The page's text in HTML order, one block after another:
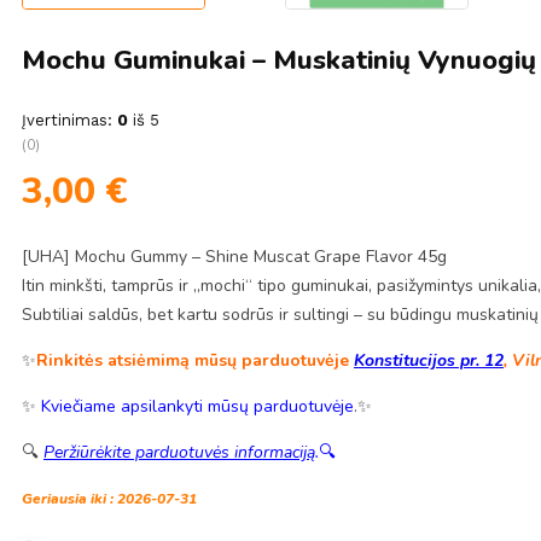
Mochu Guminukai – Muskatinių
Įvertinimas: 0 iš 5
(0)
3,00 €
[UHA] Mochu Gummy – Shine Muscat Grape Flavor 45g
Itin minkšti, tamprūs ir „mochi“ tipo guminukai, pasižymintys
Subtiliai saldūs, bet kartu sodrūs ir sultingi – su būdingu
✨Rinkitės atsiėmimą mūsų parduotuvėje Konstitucijos pr. 12,
✨ Kviečiame apsilankyti mūsų parduotuvėje.✨
🔍 Peržiūrėkite parduotuvės informaciją.🔍
Geriausia iki : 2026-07-31